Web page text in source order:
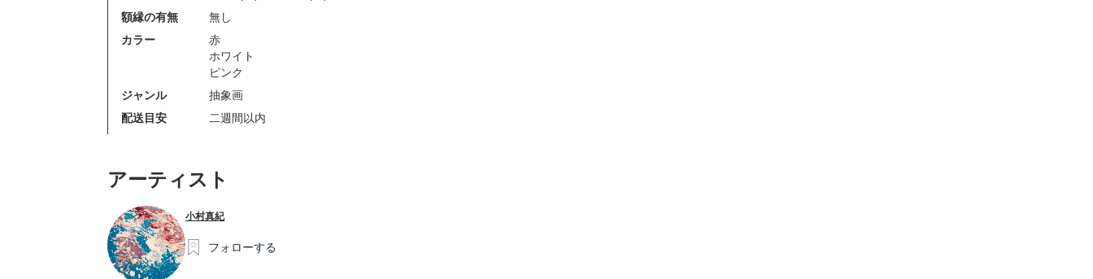
額縁の有無
無し
カラー
赤
ホワイト
ピンク
ジャンル
抽象画
配送目安
二週間以内
アーティスト
小村真紀
フォローする